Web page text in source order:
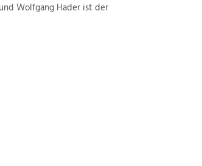
Wolfgang Hader ist der